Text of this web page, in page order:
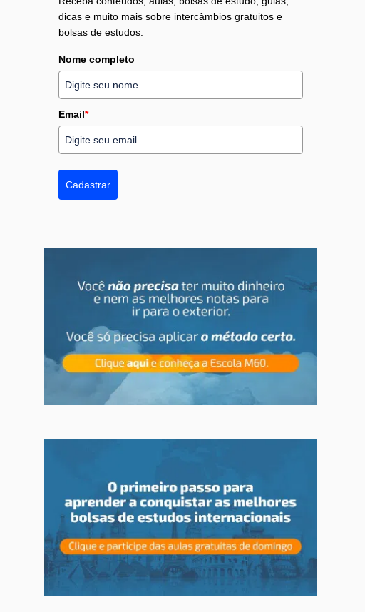
dicas e muito mais sobre intercâmbios gratuitos e
bolsas de estudos.
Nome completo
Email*
Cadastrar